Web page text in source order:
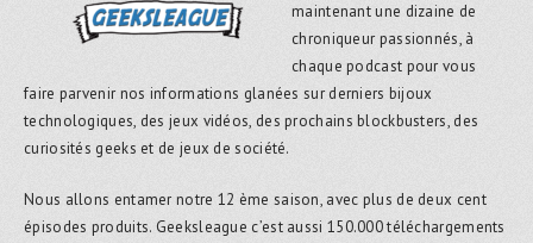
maintenant une dizaine de
chroniqueur passionnés, à
chaque podcast pour vous
faire parvenir nos informations glanées sur derniers bijoux
technologiques, des jeux vidéos, des prochains blockbusters, des
curiosités geeks et de jeux de société.
Nous allons entamer notre 12 ème saison, avec plus de deux cent
épisodes produits. Geeksleague c’est aussi 150.000 téléchargements